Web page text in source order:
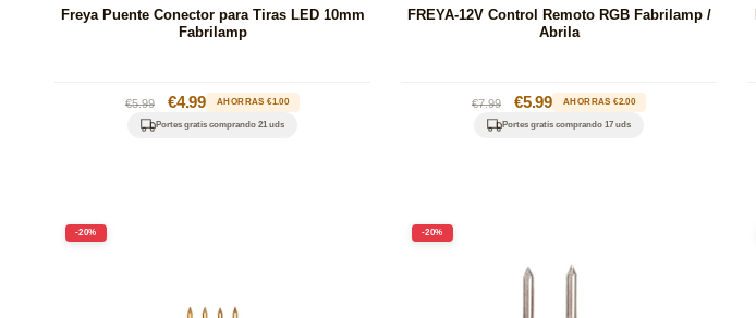
Freya Puente Conector para Tiras LED 10mm
Fabrilamp
Precio
habitual
€5.99
Precio
oferta
€4.99 AHORRAS €1.00
Portes gratis comprando 21 uds
FREYA-12V Control Remoto RGB Fabrilamp /
Abrila
Precio
habitual
€7.99
Precio
oferta
€5.99 AHORRAS €2.00
Portes gratis comprando 17 uds
-20% -20%